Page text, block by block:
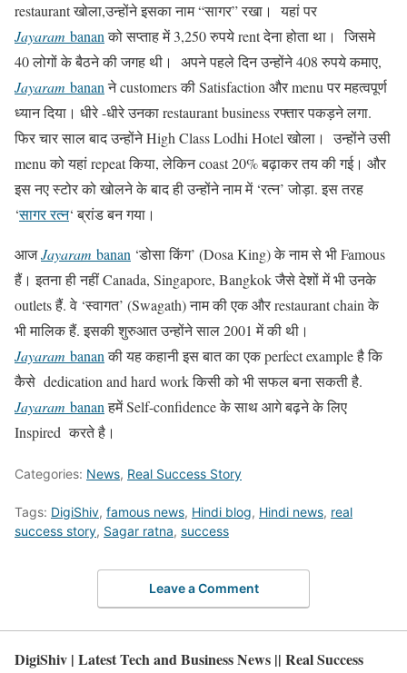
restaurant खोला,उन्होंने इसका नाम “सागर” रखा। यहां पर
Jayaram bananको सप्ताह में 3,250 रुपये rent देना होता था। जिसमे
40 लोगों के बैठने की जगह थी। अपने पहले दिन उन्होंने 408 रुपये कमाए,
Jayaram bananने customers की Satisfaction और menu पर महत्वपूर्ण
ध्यान दिया। धीरे -धीरे उनका restaurant business रफ्तार पकड़ने लगा.
फिर चार साल बाद उन्होंने High Class Lodhi Hotel खोला। उन्होंने उसी
menu को यहां repeat किया, लेकिन coast 20% बढ़ाकर तय की गई। और
इस नए स्टोर को खोलने के बाद ही उन्होंने नाम में ‘रत्न’ जोड़ा. इस तरह
‘सागर रत्न‘ ब्रांड बन गया।
आजJayaram banan ‘डोसा किंग’ (Dosa King) के नाम से भी Famous
हैं। इतना ही नहीं Canada, Singapore, Bangkok जैसे देशों में भी उनके
outlets हैं. वे ‘स्वागत’ (Swagath) नाम की एक और restaurant chain के
भी मालिक हैं. इसकी शुरुआत उन्होंने साल 2001 में की थी।
Jayaram bananकी यह कहानी इस बात का एक perfect example है कि
कैसे dedication and hard work किसी को भी सफल बना सकती है.
Jayaram bananहमें Self-confidence के साथ आगे बढ़ने के लिए
Inspired करते है।
Categories: News, Real Success Story
Tags: DigiShiv, famous news, Hindi blog, Hindi news, real
success story, Sagar ratna, success
Leave a Comment
DigiShiv | Latest Tech and Business News || Real Success